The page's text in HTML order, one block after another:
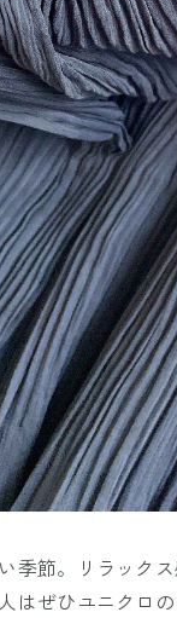
季節。リラック
はぜひユニクロ